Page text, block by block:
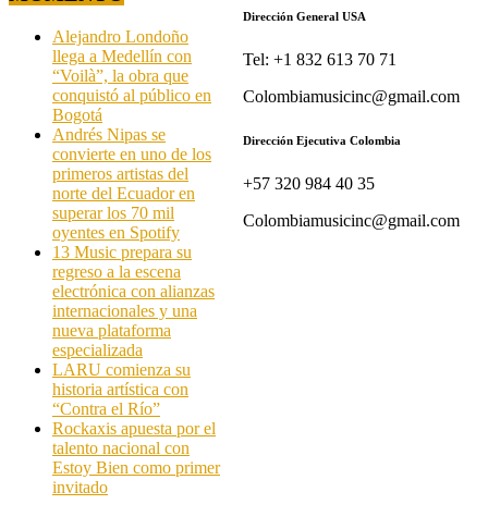
Alejandro Londoño
llega a Medellín con
“Voilà”, la obra que
conquistó al público en
Bogotá
Andrés Nipas se
convierte en uno de los
primeros artistas del
norte del Ecuador en
superar los 70 mil
oyentes en Spotify
13 Music prepara su
regreso a la escena
electrónica con alianzas
internacionales y una
nueva plataforma
especializada
LARU comienza su
historia artística con
“Contra el Río”
Rockaxis apuesta por el
talento nacional con
Estoy Bien como primer
invitado
Dirección General USA
Tel: +1 832 613 70 71
Colombiamusicinc@gmail.com
Dirección Ejecutiva Colombia
+57 320 984 40 35
Colombiamusicinc@gmail.com